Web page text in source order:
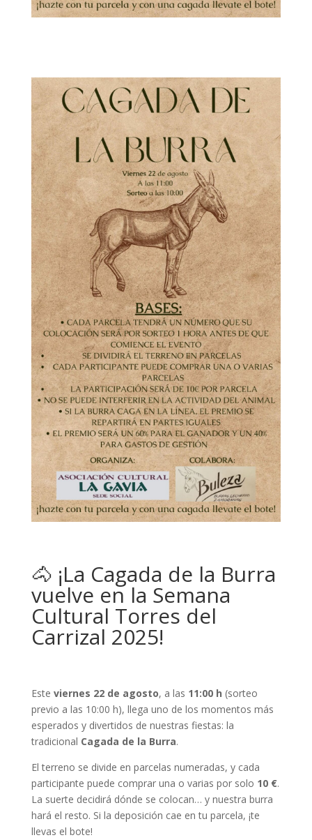
🐴 ¡La Cagada de la Burra
vuelve en la Semana
Cultural Torres del
Carrizal 2025!
Este viernes 22 de agosto, a las 11:00 h (sorteo
previo a las 10:00 h), llega uno de los momentos más
esperados y divertidos de nuestras fiestas: la
tradicional Cagada de la Burra.
El terreno se divide en parcelas numeradas, y cada
participante puede comprar una o varias por solo 10 €.
La suerte decidirá dónde se colocan… y nuestra burra
hará el resto. Si la deposición cae en tu parcela, ¡te
llevas el bote!